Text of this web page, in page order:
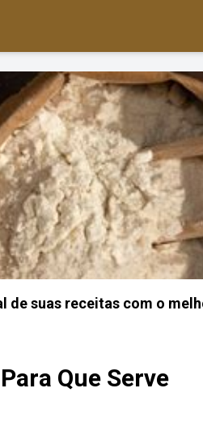
de suas receitas com o
Que Serve